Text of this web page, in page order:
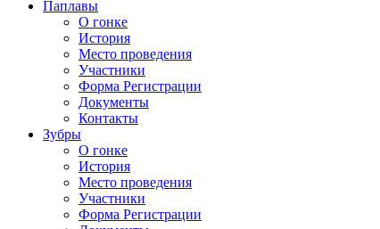
Паплавы
О гонке
История
Место проведения
Участники
Форма Регистрации
Документы
Контакты
Зубры
О гонке
История
Место проведения
Участники
Форма Регистрации